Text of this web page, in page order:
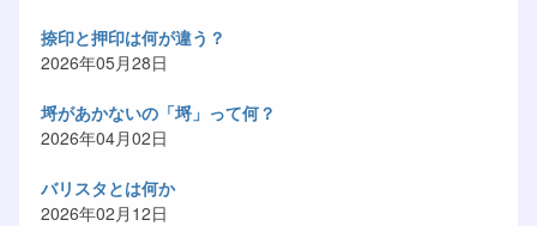
捺印と押印は何が違う？
2026年05月28日
埒があかないの「埒」って何？
2026年04月02日
バリスタとは何か
2026年02月12日